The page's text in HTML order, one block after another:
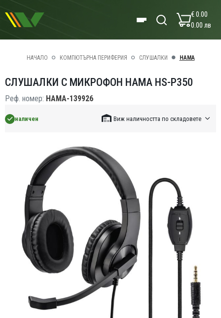
€ 0.00
0.00 лв
НАЧАЛО КОМПЮТЪРНА ПЕРИФЕРИЯ СЛУШАЛКИ HAMA
СЛУШАЛКИ С МИКРОФОН HAMA HS-P350
Реф. номер: HAMA-139926
наличен Виж наличността по складовете